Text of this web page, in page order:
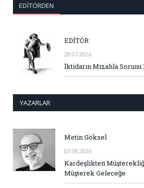
EDITÖRDEN
EDİTÖR
28.07.2026
İktidarın Mizahla Sorunu
YAZARLAR
Metin Göksel
03.08.2026
Kardeşlikten
Müşterek Geleceğe